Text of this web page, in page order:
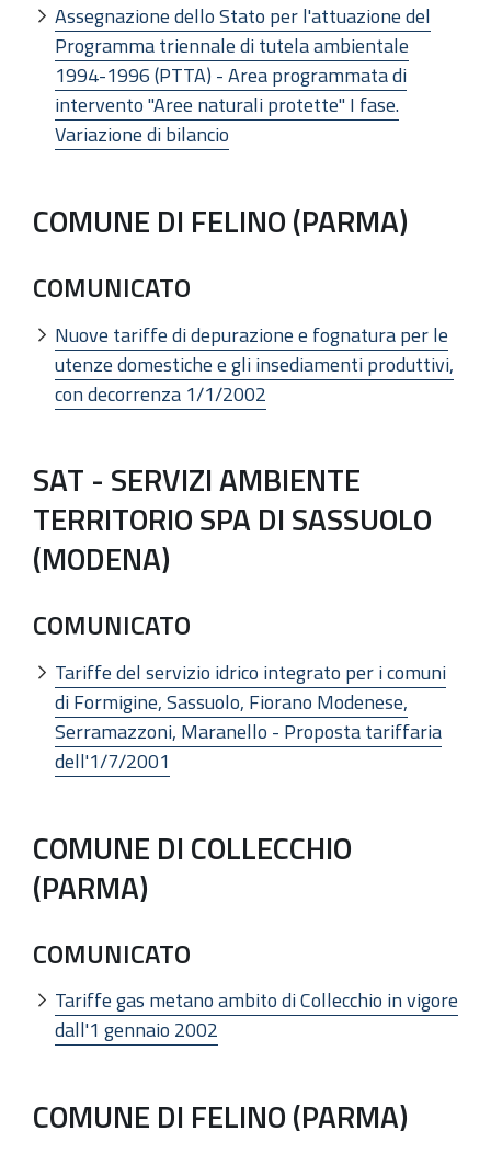
Assegnazione dello Stato per l'attuazione del
Programma triennale di tutela ambientale
1994-1996 (PTTA) - Area programmata di
intervento "Aree naturali protette" I fase.
Variazione di bilancio
COMUNE DI FELINO (PARMA)
COMUNICATO
Nuove tariffe di depurazione e fognatura per le
utenze domestiche e gli insediamenti produttivi,
con decorrenza 1/1/2002
SAT - SERVIZI AMBIENTE
TERRITORIO SPA DI SASSUOLO
(MODENA)
COMUNICATO
Tariffe del servizio idrico integrato per i comuni
di Formigine, Sassuolo, Fiorano Modenese,
Serramazzoni, Maranello - Proposta tariffaria
dell'1/7/2001
COMUNE DI COLLECCHIO
(PARMA)
COMUNICATO
Tariffe gas metano ambito di Collecchio in vigore
dall'1 gennaio 2002
COMUNE DI FELINO (PARMA)